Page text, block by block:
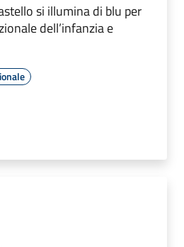
si illumina di blu per
dell’infanzia e